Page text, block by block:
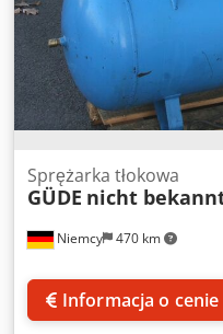
Niemcy 470 km
Sprężarka tłokowa
GÜDE nicht
Informacja o cenie